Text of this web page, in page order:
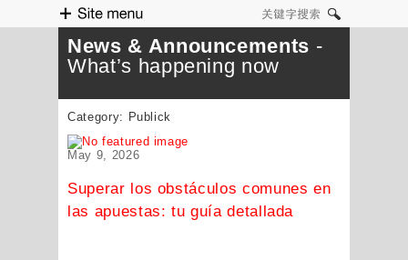
News & Announcements -
What’s happening now
Category: Publick
May 9, 2026
Superar los obstáculos comunes en
las apuestas: tu guía detallada